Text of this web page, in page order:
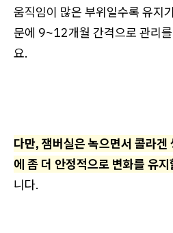
움직임이 많은 부위일수록 유지
문에 9~12개월 간격으로 관리
요.
다만, 잼버실은 녹으면서 콜라겐
에 좀 더 안정적으로 변화를 유
니다.